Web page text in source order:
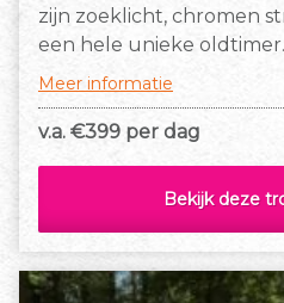
zijn zoeklicht, chromen
een hele unieke
op wilt vallen tijdens je
Meer informatie
v.a. €399 per dag
Bekijk deze